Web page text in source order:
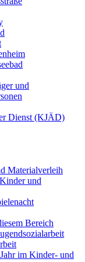
und
Dienst (KJÄD)
Materialverleih
und
Bereich
im Kinder- und